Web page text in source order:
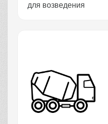
для возведения